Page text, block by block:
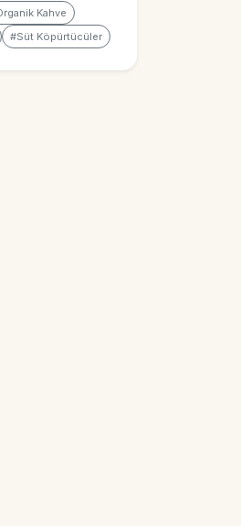
Kahve
#Süt Köpürtücüler